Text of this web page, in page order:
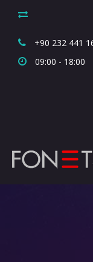
+90 232 441
09:00 - 18:00